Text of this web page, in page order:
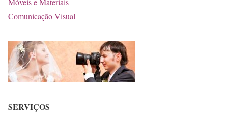
Comunicação Visual
SERVIÇOS